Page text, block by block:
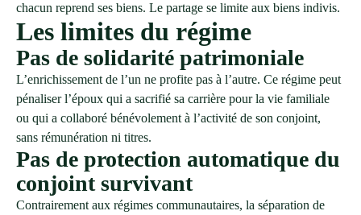
chacun reprend ses biens. Le partage se limite aux biens indivis.
Les limites du régime
Pas de solidarité patrimoniale
L’enrichissement de l’un ne profite pas à l’autre. Ce régime peut
pénaliser l’époux qui a sacrifié sa carrière pour la vie familiale
ou qui a collaboré bénévolement à l’activité de son conjoint,
sans rémunération ni titres.
Pas de protection automatique du
conjoint survivant
Contrairement aux régimes communautaires, la séparation de